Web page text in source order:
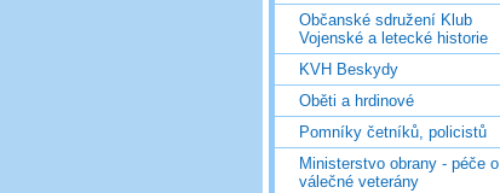
Občanské sdružení Klub
Vojenské a letecké historie
KVH Beskydy
Oběti a hrdinové
Pomníky četníků, policistů
Ministerstvo obrany - péče o
válečné veterány